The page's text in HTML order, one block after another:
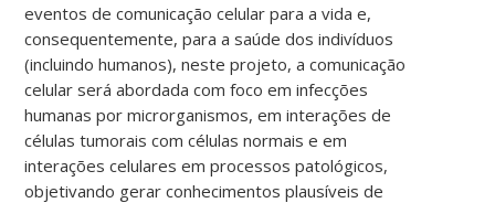
eventos de comunicação celular para a vida e,
consequentemente, para a saúde dos indivíduos
(incluindo humanos), neste projeto, a comunicação
celular será abordada com foco em infecções
humanas por microrganismos, em interações de
células tumorais com células normais e em
interações celulares em processos patológicos,
objetivando gerar conhecimentos plausíveis de